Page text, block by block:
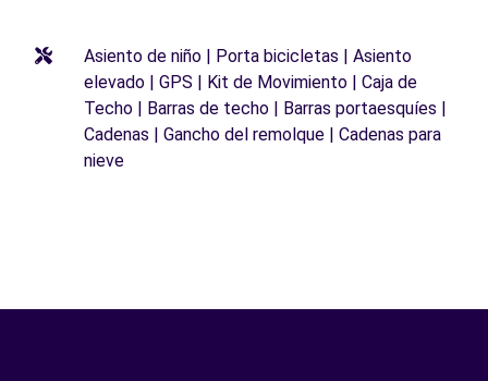
Asiento de niño | Porta bicicletas | Asiento
elevado | GPS | Kit de Movimiento | Caja de
Techo | Barras de techo | Barras portaesquíes |
Cadenas | Gancho del remolque | Cadenas para
nieve